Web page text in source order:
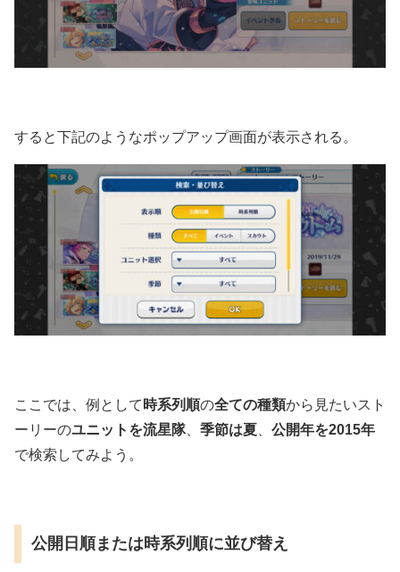
すると下記のようなポップアップ画面が表示される。
ここでは、例として時系列順の全ての種類から見たいスト
ーリーのユニットを流星隊、 季節は夏、 公開年を2015年
で検索してみよう。
公開日順または時系列順に並び替え